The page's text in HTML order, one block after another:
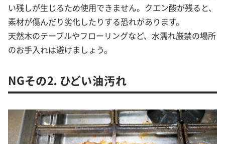
い残しが生じるため使用できません。クエン酸が残ると、
素材が傷んだり劣化したりする恐れがあります。
天然木のテーブルやフローリングなど、水濡れ厳禁の場所
のお手入れは避けましょう。
NGその2．ひどい油汚れ